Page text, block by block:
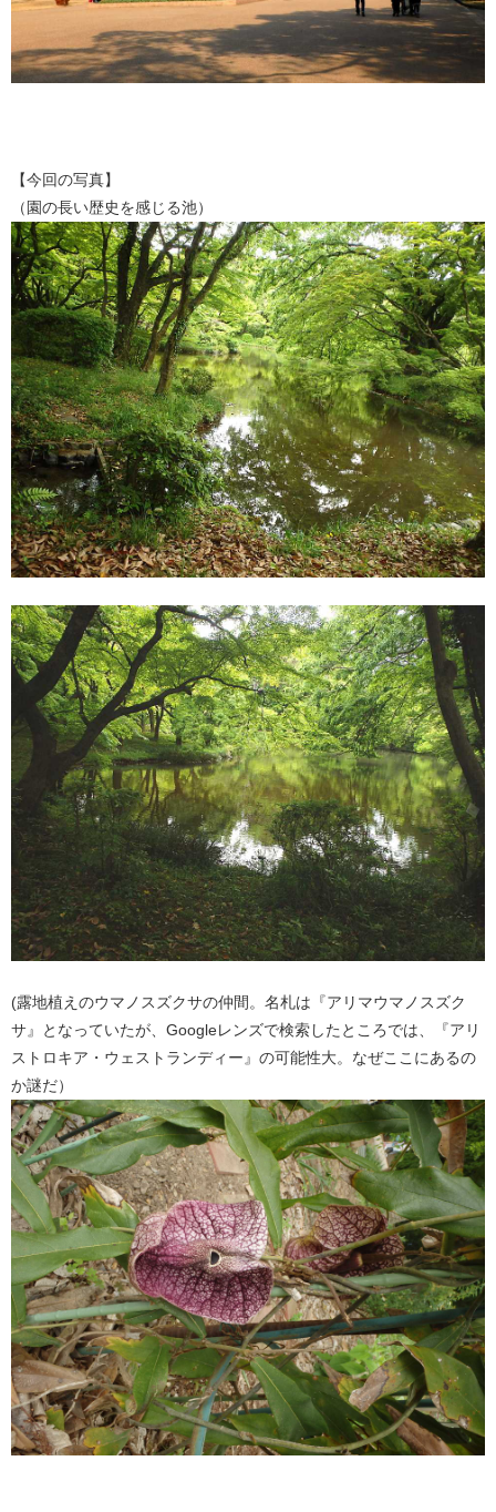
【今回の写真】
（園の長い歴史を感じる池）
(露地植えのウマノスズクサの仲間。名札は『アリマウマノスズク
サ』となっていたが、Googleレンズで検索したところでは、『アリ
ストロキア・ウェストランディー』の可能性大。なぜここにあるの
か謎だ）